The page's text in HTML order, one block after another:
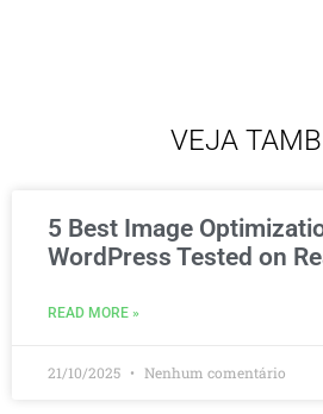
VEJA
5 Best Image
WordPress Tested on
READ MORE »
21/10/2025 Nenhum comentário